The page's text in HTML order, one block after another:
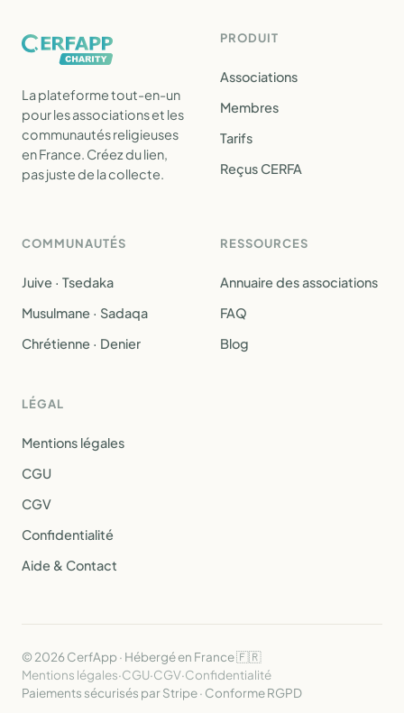
La plateforme tout-en-un
pour les associations et les
communautés religieuses
en France. Créez du lien,
pas juste de la collecte.
PRODUIT
Associations
Membres
Tarifs
Reçus CERFA
COMMUNAUTÉS
Juive · Tsedaka
Musulmane · Sadaqa
Chrétienne · Denier
RESSOURCES
Annuaire des associations
FAQ
Blog
LÉGAL
Mentions légales
CGU
CGV
Confidentialité
Aide & Contact
© 2026 CerfApp · Hébergé en France 🇫🇷
Mentions légales·CGU·CGV·Confidentialité
Paiements sécurisés par Stripe · Conforme RGPD